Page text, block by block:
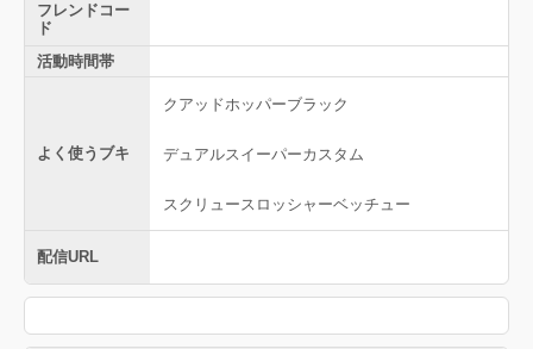
フレンドコー
ド
活動時間帯
よく使うブキ
クアッドホッパーブラック
デュアルスイーパーカスタム
スクリュースロッシャーベッチュー
配信URL